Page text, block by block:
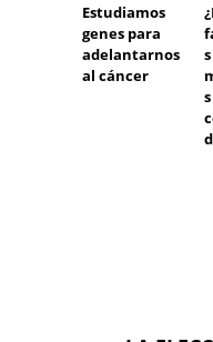
Estudiamos
genes para
adelantarnos
al cáncer